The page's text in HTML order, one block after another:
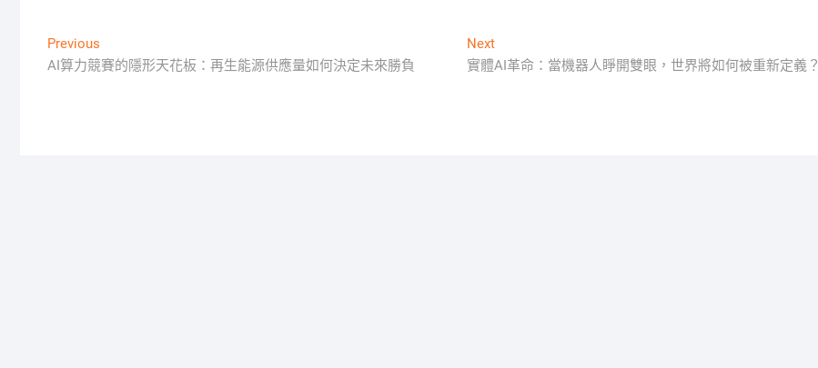
文
章
Previous
post:
AI算力競賽的隱形天花板：再生能源供應量如何決定未來勝負
NextNext
post:
實體AI革命：當機器人睜開雙眼，世界將如何被重新定義？